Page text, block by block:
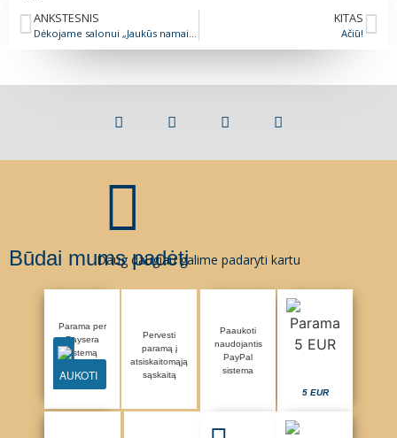
ANKSTESNIS
Dėkojame salonui „Jaukūs namai“ už spalvas!
KITAS
Ačiū!
Būdai mums padėti
Daug daugiau galime padaryti kartu
Parama per
Paysera
sistemą
AUKOTI
Pervesti
paramą į
atsiskaitomąją
sąskaitą
Paaukoti
naudojantis
PayPal
sistema
5 EUR